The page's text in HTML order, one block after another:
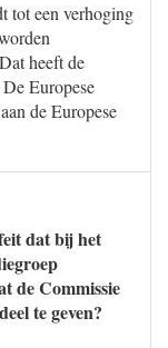
tot een verhoging
heeft de
Europese
de Europese
dat bij het
de Commissie
te geven?